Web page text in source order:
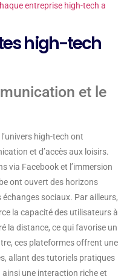
entreprise high-tech a
high-tech
et le
high-tech ont
et d’accès aux loisirs.
via Facebook et l’immersion
ont ouvert des horizons
sociaux. Par ailleurs,
la capacité des utilisateurs à
la distance, ce qui favorise un
ces plateformes offrent une
allant des tutoriels pratiques
une interaction riche et